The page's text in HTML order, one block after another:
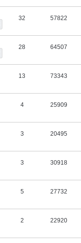
32 57822
28 64507
13 73343
4 25909
3 20495
3 30918
5 27732
2 22920